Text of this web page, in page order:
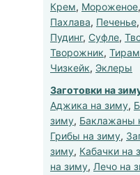
Крем, Мороженое,
Пахлава, Печенье,
Пудинг, Суфле,
Творожник,
Чизкейк, Эклеры
Заготовки на
Аджика на зиму,
зиму, Баклажаны
Грибы на зиму,
зиму, Кабачки на
на зиму, Лечо на